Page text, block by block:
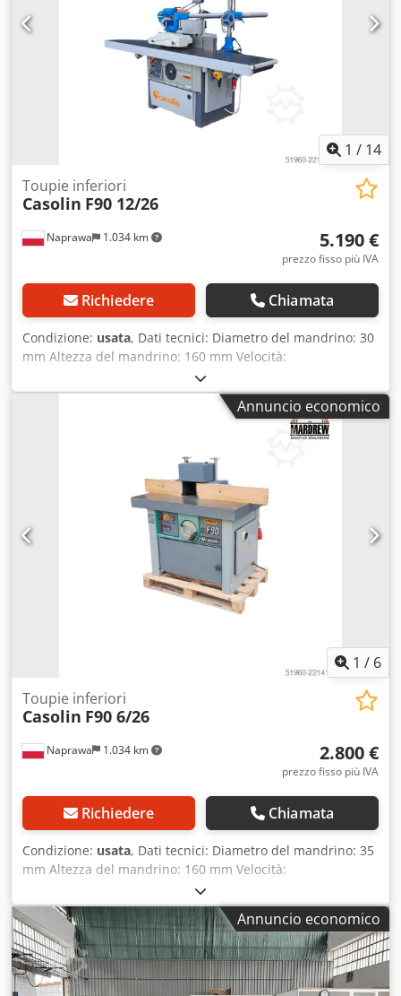
1 / 14
Naprawa 1.034 km
Toupie inferiori
Casolin F90 12/26
5.190 €
prezzo fisso più IVA
Richiedere Chiamata
Condizione: usata, Dati tecnici: Diametro del mandrino: 30
mm Altezza del mandrino: 160 mm Velocità:
3000/4500/6000/8000/10000 giri/min Regolazione manuale
dell'altezza del mandrino Bloccaggio del mandrino
Dimensioni del piano di lavoro: 2570x840/1120x1670 mm
Bracci di supporto regolabili Cjdpfozd Efkox Adrorf Potenza
complessive: Lunghezza: 2570 mm Larghezza: 840/1120
mm Altezza: 1670 mm
Annuncio economico
1 / 6
Naprawa 1.034 km
Toupie inferiori
Casolin F90 6/26
2.800 €
prezzo fisso più IVA
Richiedere Chiamata
Condizione: usata, Dati tecnici: Diametro del mandrino: 35
mm Altezza del mandrino: 160 mm Velocità:
3000/4500/6000/8000/10000 giri/min Regolazione manuale
dell'altezza del mandrino Blocco del mandrino Bracci di
supporto regolabili Potenza del motore: 4 kW
Alimentazione: 380 V Dimensioni complessive: Lunghezza:
2550 mm Larghezza: 1000/1300 mm Altezza: 1300 mm
Credpfx Ajzd Al Ijdrof
Annuncio economico